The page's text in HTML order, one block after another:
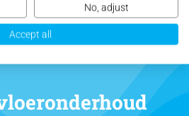
No, adjust
Accept all